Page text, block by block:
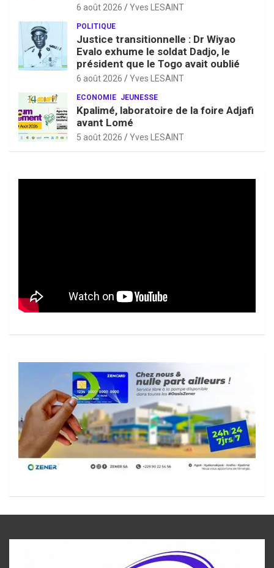
6 août 2026 Yves LESAINT
POLITIQUE
Justice transitionnelle : Dr Wiyao
Evalo exhume le soldat Dadjo, le
président que le Togo avait oublié
6 août 2026 Yves LESAINT
ECONOMIE JEUNESSE
Kpalimé, laboratoire de la foire Adjafi
avant Lomé
5 août 2026 Yves LESAINT